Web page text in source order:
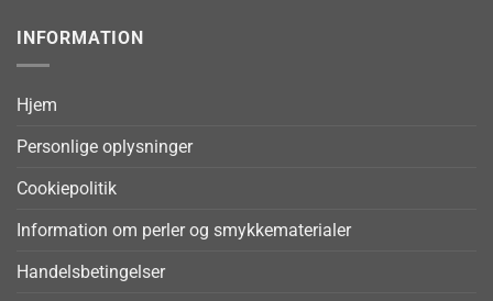
INFORMATION
Hjem
Personlige oplysninger
Cookiepolitik
Information om perler og smykkematerialer
Handelsbetingelser